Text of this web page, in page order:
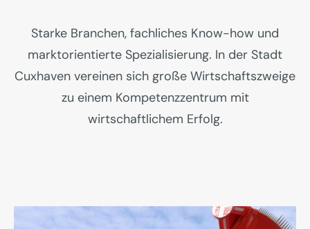
Starke Branchen, fachliches Know-how und
marktorientierte Spezialisierung. In der Stadt
Cuxhaven vereinen sich große Wirtschaftszweige
zu einem Kompetenzzentrum mit
wirtschaftlichem Erfolg.